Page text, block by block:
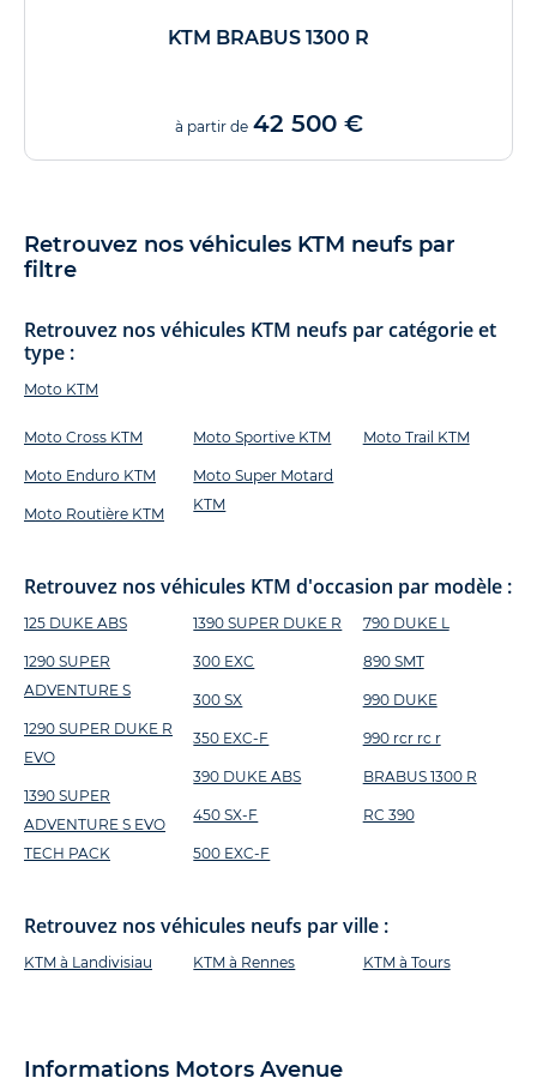
KTM BRABUS 1300 R
à partir de 42 500 €
Retrouvez nos véhicules KTM neufs par
filtre
Retrouvez nos véhicules KTM neufs par catégorie et
type :
Moto KTM
Moto Cross KTM
Moto Enduro KTM
Moto Routière KTM
Moto Sportive KTM
Moto Super Motard
KTM
Moto Trail KTM
Retrouvez nos véhicules KTM d'occasion par modèle :
125 DUKE ABS
1290 SUPER
ADVENTURE S
1290 SUPER DUKE R
EVO
1390 SUPER
ADVENTURE S EVO
TECH PACK
1390 SUPER DUKE R
300 EXC
300 SX
350 EXC-F
390 DUKE ABS
450 SX-F
500 EXC-F
790 DUKE L
890 SMT
990 DUKE
990 rcr rc r
BRABUS 1300 R
RC 390
Retrouvez nos véhicules neufs par ville :
KTM à Landivisiau KTM à Rennes KTM à Tours
Informations Motors Avenue